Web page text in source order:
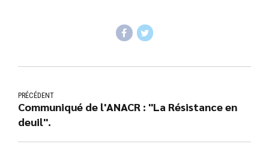
PRÉCÉDENT
Communiqué de l'ANACR : "La Résistance en
deuil".